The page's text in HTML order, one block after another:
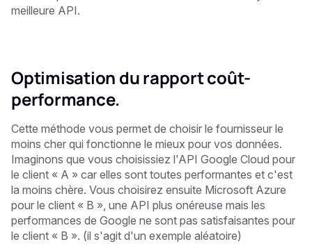
meilleure API.
Optimisation du rapport coût-
performance.
Cette méthode vous permet de choisir le fournisseur le
moins cher qui fonctionne le mieux pour vos données.
Imaginons que vous choisissiez l'API Google Cloud pour
le client « A » car elles sont toutes performantes et c'est
la moins chère. Vous choisirez ensuite Microsoft Azure
pour le client « B », une API plus onéreuse mais les
performances de Google ne sont pas satisfaisantes pour
le client « B ». (il s'agit d'un exemple aléatoire)